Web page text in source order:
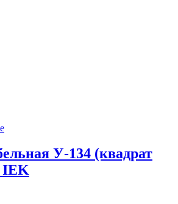
У-134 (квадрат
IEK